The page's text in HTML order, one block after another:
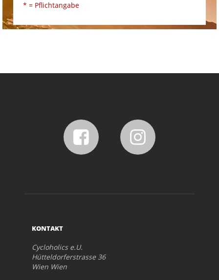
* = Pflichtangabe
KONTAKT
Cycloholics e.U.
Hütteldorferstrasse 36
Wien Wien